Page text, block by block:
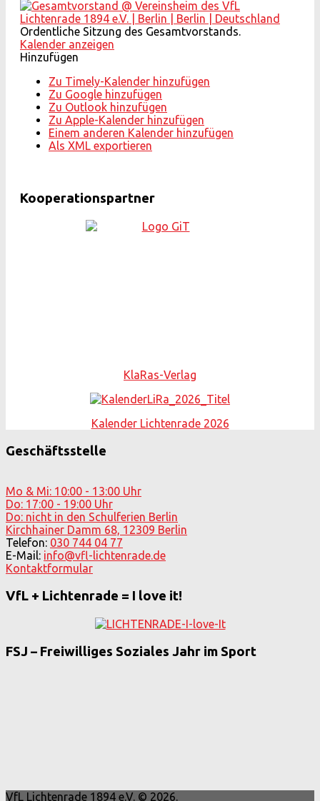
Ordentliche Sitzung des Gesamtvorstands.
Kalender anzeigen
Hinzufügen
Zu Timely-Kalender hinzufügen
Zu Google hinzufügen
Zu Outlook hinzufügen
Zu Apple-Kalender hinzufügen
Einem anderen Kalender hinzufügen
Als XML exportieren
Kooperationspartner
KlaRas-Verlag
Kalender Lichtenrade 2026
Geschäftsstelle
Mo & Mi: 10:00 - 13:00 Uhr
Do: 17:00 - 19:00 Uhr
Do: nicht in den Schulferien Berlin
Kirchhainer Damm 68, 12309 Berlin
Telefon: 030 744 04 77
E-Mail: info@vfl-lichtenrade.de
Kontaktformular
VfL + Lichtenrade = I love it!
FSJ – Freiwilliges Soziales Jahr im Sport
VfL Lichtenrade 1894 e.V. © 2026.